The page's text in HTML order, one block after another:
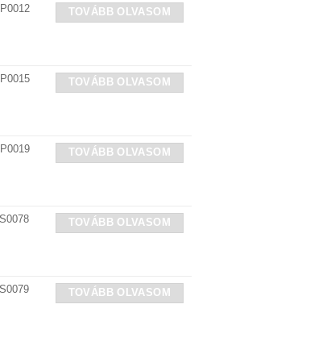
TOVÁBB OLVASOM
TOVÁBB OLVASOM
TOVÁBB OLVASOM
TOVÁBB OLVASOM
TOVÁBB OLVASOM